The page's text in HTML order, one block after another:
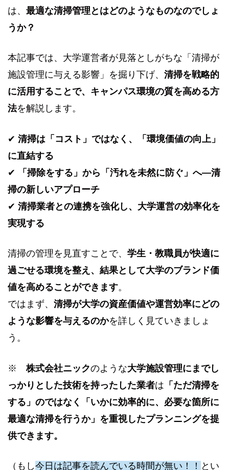
は、 最適な清掃管理とはどのようなものなのでしょ
うか？
本記事では、大学運営者が見落としがちな「清掃が
施設管理に与える影響」を掘り下げ、 清掃を戦略的
に活用することで、キャンパス環境の質を高める方
法を解説します。
✔ 清掃は「コスト」ではなく、「環境価値の向上」
に直結する
✔
「掃除をする」から「汚れを未然に防ぐ」へ—清
掃の新しいアプローチ
✔ 清掃業者との連携を強化し、大学運営の効率化を
実現する
清掃の管理を見直すことで、 学生・教職員が快適に
過ごせる環境を整え、結果として大学のブランド価
値を高めることができます。
ではまず、 清掃が大学の資産価値や運営効率にどの
ような影響を与えるのかを詳しく見ていきましょ
う。
※株式会社ニックのような大学施設管理にまでし
っかりとした技術を持ったした業者は 「ただ清掃を
する」のではなく「いかに効率的に、必要な箇所に
最適な清掃を行うか」を重視したプランニングを提
供できます。
（もし今日は記事を読んでいる時間が無い！！ とい